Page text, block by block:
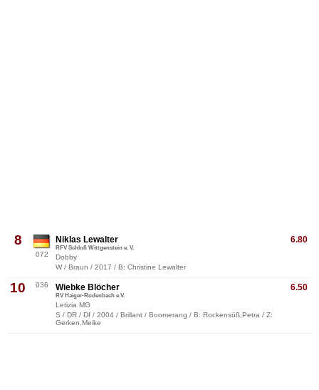
8
072
6.80
Niklas Lewalter
RFV Schloß Wittgenstein e. V.
Dobby
W / Braun / 2017 / B: Christine Lewalter
10 036 6.50
Wiebke Blöcher
RV Haiger-Rodenbach e.V.
Letizia MG
S / DR / Df / 2004 / Brillant / Boomerang / B: Rockensüß,Petra / Z:
Gerken,Meike